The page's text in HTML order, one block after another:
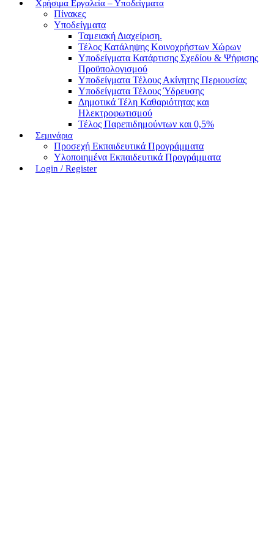
Χρήσιμα Εργαλεία – Υποδείγματα
Πίνακες
Υποδείγματα
Ταμειακή Διαχείριση.
Τέλος Κατάληψης Κοινοχρήστων Χώρων
Υποδείγματα Κατάρτισης Σχεδίου & Ψήφισης
Προϋπολογισμού
Υποδείγματα Τέλους Ακίνητης Περιουσίας
Υποδείγματα Τέλους Ύδρευσης
Δημοτικά Τέλη Καθαριότητας και
Ηλεκτροφωτισμού
Τέλος Παρεπιδημούντων και 0,5%
Σεμινάρια
Προσεχή Εκπαιδευτικά Προγράμματα
Υλοποιημένα Εκπαιδευτικά Προγράμματα
Login / Register